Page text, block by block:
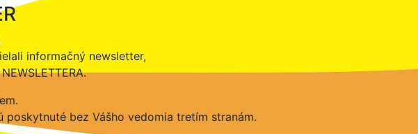
informačný newsletter,
bez Vášho vedomia tretím stranám.